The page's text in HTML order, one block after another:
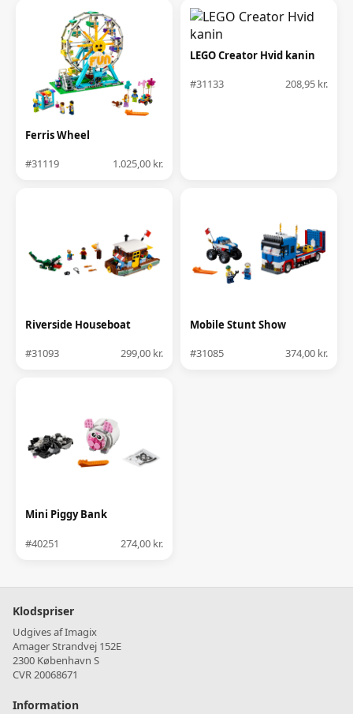
Ferris Wheel
#31119 1.025,00 kr.
LEGO Creator Hvid kanin
#31133 208,95 kr.
Riverside Houseboat
#31093 299,00 kr.
Mobile Stunt Show
#31085 374,00 kr.
Mini Piggy Bank
#40251 274,00 kr.
Klodspriser
Udgives af Imagix
Amager Strandvej 152E
2300 København S
CVR 20068671
Information